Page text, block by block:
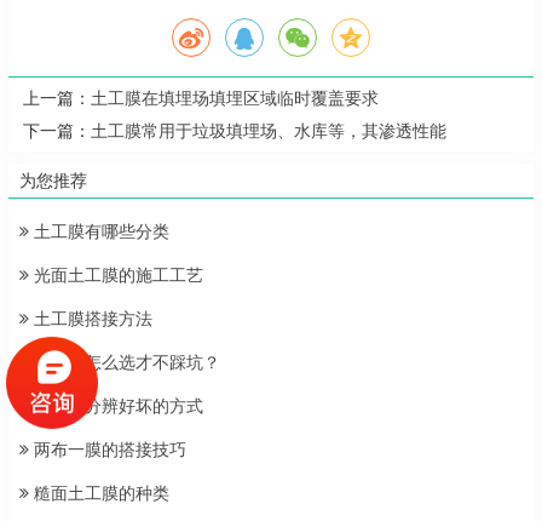
上一篇： 土工膜在填埋场填埋区域临时覆盖要求
下一篇： 土工膜常用于垃圾填埋场、水库等，其渗透性能
为您推荐
土工膜有哪些分类
光面土工膜的施工工艺
土工膜搭接方法
土工膜怎么选才不踩坑？
土工膜分辨好坏的方式
两布一膜的搭接技巧
糙面土工膜的种类